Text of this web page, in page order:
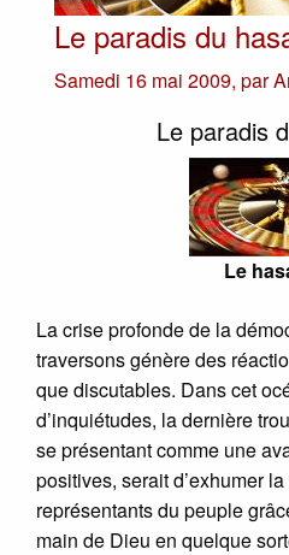
Le paradis du
Samedi 16 mai 2009, par
Le paradis
Le
La crise profonde de la
traversons génère des
que discutables. Dans cet
d’inquiétudes, la dernière
se présentant comme une
positives, serait d’exhumer
représentants du peuple
main de Dieu en quelque